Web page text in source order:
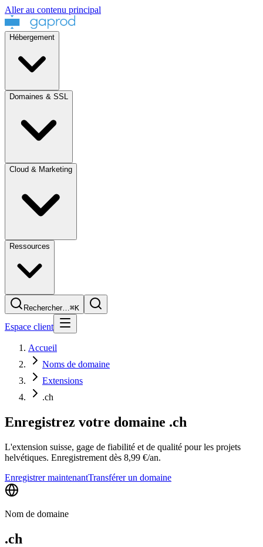
Aller au contenu principal
Hébergement
Domaines & SSL
Cloud & Marketing
Ressources
Rechercher…⌘K
Espace client
Accueil
Noms de domaine
Extensions
.ch
Enregistrez votre domaine .ch
L'extension suisse, gage de fiabilité et de qualité pour les projets
helvétiques. Enregistrement dès 8,99 €/an.
Enregistrer maintenantTransférer un domaine
Nom de domaine
.ch